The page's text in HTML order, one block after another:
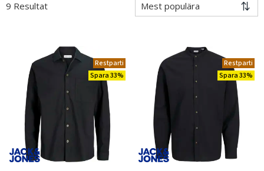
9 Resultat
Restparti
Spara 33%
Restparti
Spara 33%